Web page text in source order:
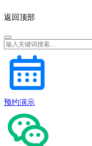
返回顶部
预约演示